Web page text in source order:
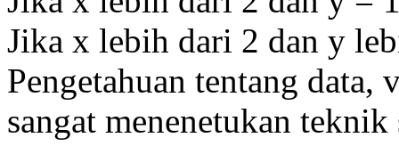
Jika x lebih dari 2 dan y
Pengetahuan tentang
sangat menenetukan